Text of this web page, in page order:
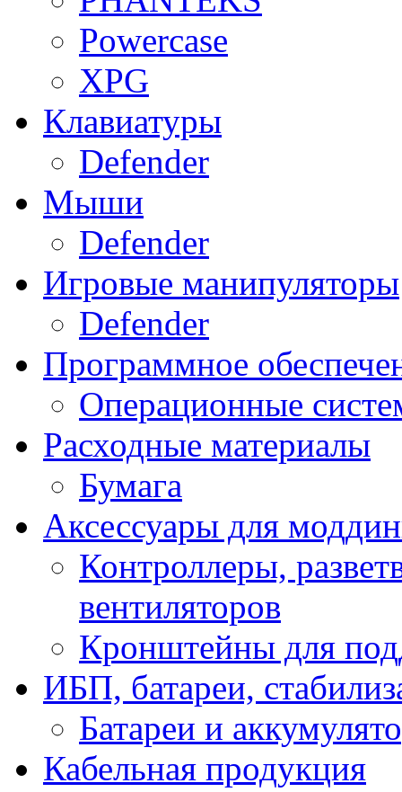
Powercase
XPG
Клавиатуры
Defender
Мыши
Defender
Игровые манипуляторы
Defender
Программное
Операционные
Расходные материалы
Бумага
Аксессуары для
Контроллеры,
вентиляторов
Кронштейны для
ИБП, батареи,
Батареи и
Кабельная продукция